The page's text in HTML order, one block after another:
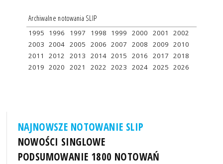
Archiwalne notowania SLIP
1995 1996 1997 1998 1999 2000 2001
2002
2003 2004 2005 2006 2007 2008 2009 2010
2011
2012 2013 2014 2015 2016 2017 2018
2019 2020 2021 2022 2023 2024 2025 2026
NAJNOWSZE NOTOWANIE SLIP
NOWOŚCI SINGLOWE
PODSUMOWANIE 1800 NOTOWAŃ